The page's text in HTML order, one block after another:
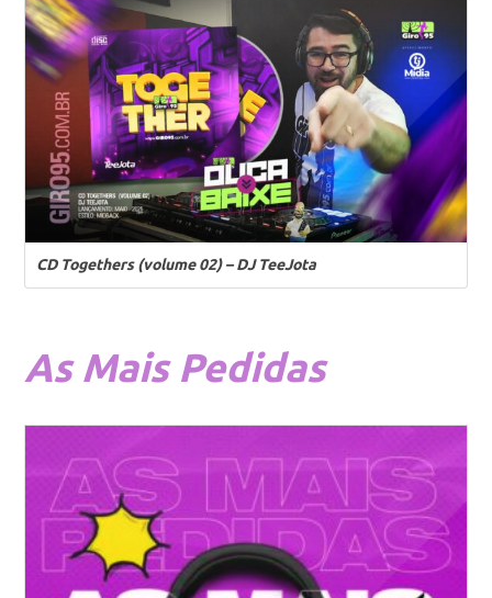
CD Togethers (volume 02) – DJ TeeJota
AsMais Pedidas